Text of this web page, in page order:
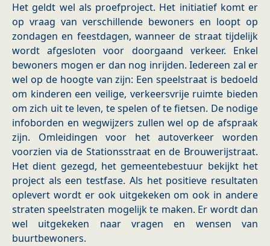
Het geldt wel als proefproject. Het initiatief komt er
op vraag van verschillende bewoners en loopt op
zondagen en feestdagen, wanneer de straat tijdelijk
wordt afgesloten voor doorgaand verkeer. Enkel
bewoners mogen er dan nog inrijden. Iedereen zal er
wel op de hoogte van zijn: Een speelstraat is bedoeld
om kinderen een veilige, verkeersvrije ruimte bieden
om zich uit te leven, te spelen of te fietsen. De nodige
infoborden en wegwijzers zullen wel op de afspraak
zijn. Omleidingen voor het autoverkeer worden
voorzien via de Stationsstraat en de Brouwerijstraat.
Het dient gezegd, het gemeentebestuur bekijkt het
project als een testfase. Als het positieve resultaten
oplevert wordt er ook uitgekeken om ook in andere
straten speelstraten mogelijk te maken. Er wordt dan
wel uitgekeken naar vragen en wensen van
buurtbewoners.